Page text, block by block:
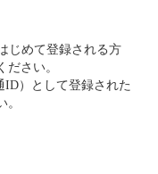
じめて登録される方
さい。
ID）として登録された